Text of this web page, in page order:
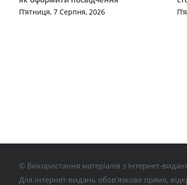
П’ятниця, 7 Серпня, 2026
© Використання матеріалів з інтернет-
Для інтернет-видань обов’язкове пряме,